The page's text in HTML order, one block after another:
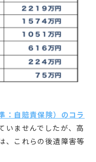
：自賠責保険）のコラ
いませんでしたが、高
、これらの後遺障害等